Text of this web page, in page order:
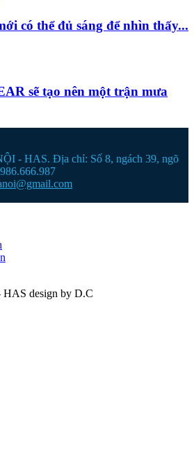
có thể đủ sáng để nhìn thấy...
sẽ tạo nên một trận mưa
- HAS. Địa chỉ: Số 8, ngách 39, ngõ
design by D.C